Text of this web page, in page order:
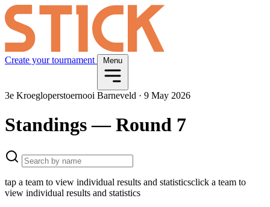
Create your tournament Menu
3e Kroegloperstoernooi Barneveld · 9 May 2026
Standings— Round 7
tap a team to view individual results and statisticsclick a team to
view individual results and statistics